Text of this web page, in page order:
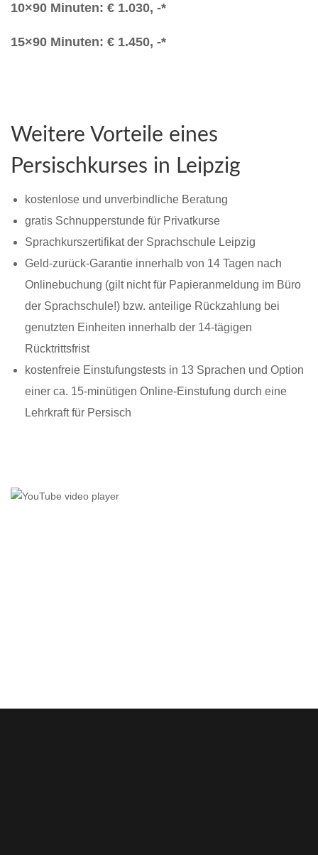
10×90 Minuten: € 1.030, -*
15×90 Minuten: € 1.450, -*
Weitere Vorteile eines
Persischkurses in Leipzig
kostenlose und unverbindliche Beratung
gratis Schnupperstunde für Privatkurse
Sprachkurszertifikat der Sprachschule Leipzig
Geld-zurück-Garantie innerhalb von 14 Tagen nach
Onlinebuchung (gilt nicht für Papieranmeldung im Büro
der Sprachschule!) bzw. anteilige Rückzahlung bei
genutzten Einheiten innerhalb der 14-tägigen
Rücktrittsfrist
kostenfreie Einstufungstests in 13 Sprachen und Option
einer ca. 15-minütigen Online-Einstufung durch eine
Lehrkraft für Persisch